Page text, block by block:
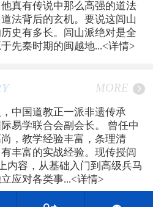
真有传说中那么高强的道法
法背后的玄机。要说这闾山
史有多长。闾山派绝对是全
先秦时期的闽越地...<详情>
MORE
中国道教正一派非遗传承
易学联合会副会长。 曾任中
，教学经验丰富，条理清
丰富的实战经验。现传授闾
内容，从基础入门到高级兵马
应对各类事...<详情>